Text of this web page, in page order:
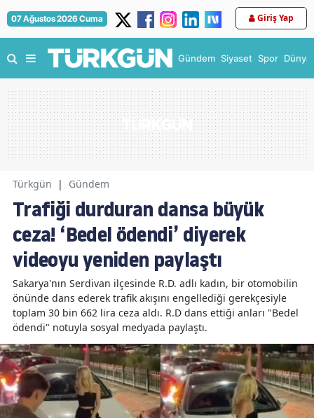
07 Ağustos 2026 Cuma Giriş Yap
Gündem Siyaset Spor Dünya
Türkgün | Gündem
Trafiği durduran dansa büyük
ceza! ‘Bedel ödendi’ diyerek
videoyu yeniden paylaştı
Sakarya'nın Serdivan ilçesinde R.D. adlı kadın, bir otomobilin
önünde dans ederek trafik akışını engellediği gerekçesiyle
toplam 30 bin 662 lira ceza aldı. R.D dans ettiği anları "Bedel
ödendi" notuyla sosyal medyada paylaştı.